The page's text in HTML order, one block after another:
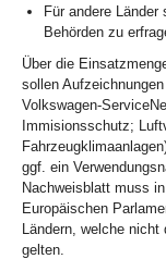
Für andere
Behörden zu
Über die
sollen
Volkswagen-
Immisionsschutz;
ggf. ein
Nachweisblatt muss
Europäischen
Ländern, welche
gelten.